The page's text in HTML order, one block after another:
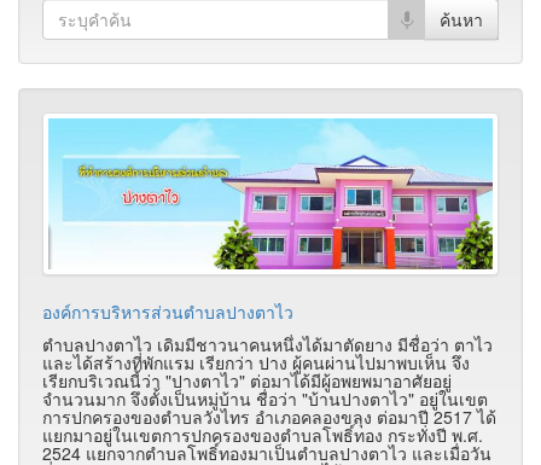
องค์การบริหารส่วนตำบลปางตาไว
ตำบลปางตาไว เดิมมีชาวนาคนหนึ่งได้มาตัดยาง มีชื่อว่า ตาไว
และได้สร้างที่พักแรม เรียกว่า ปาง ผู้คนผ่านไปมาพบเห็น จึง
เรียกบริเวณนี้ว่า "ปางตาไว" ต่อมาได้มีผู้อพยพมาอาศัยอยู่
จำนวนมาก จึงตั้งเป็นหมู่บ้าน ชื่อว่า "บ้านปางตาไว" อยู่ในเขต
การปกครองของตำบลวังไทร อำเภอคลองขลุง ต่อมาปี 2517 ได้
แยกมาอยู่ในเขตการปกครองของตำบลโพธิ์ทอง กระทั่งปี พ.ศ.
2524 แยกจากตำบลโพธิ์ทองมาเป็นตำบลปางตาไว และเมื่อวัน